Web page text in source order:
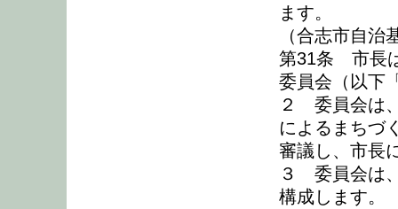
ます。
（合志市自
第31条 市長
委員会（以下
２ 委員会は
によるまちづ
審議し、市長
３ 委員会は
構成します。